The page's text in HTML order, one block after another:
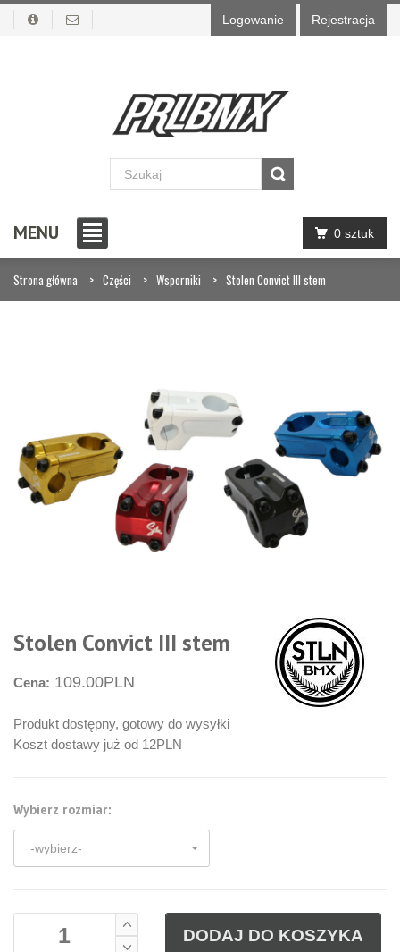
Logowanie Rejestracja
0 sztuk
MENU
Strona główna Części Wsporniki Stolen Convict III stem
Stolen Convict III stem
Cena: 109.00PLN
Produkt dostępny, gotowy do wysyłki
Koszt dostawy już od 12PLN
Wybierz rozmiar:
-wybierz-
DODAJ DO KOSZYKA